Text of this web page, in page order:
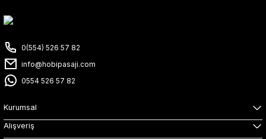
0(554) 526 57 82
info@hobipasaji.com
0554 526 57 82
Kurumsal
Alışveriş